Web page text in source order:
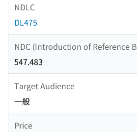
NDLC
DL475
NDC (Introduction of Reference
547.483
Target Audience
一般
Price